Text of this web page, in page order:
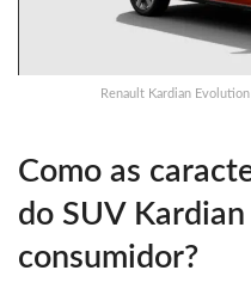
Renault Kardian
Como as
do SUV
consumidor?